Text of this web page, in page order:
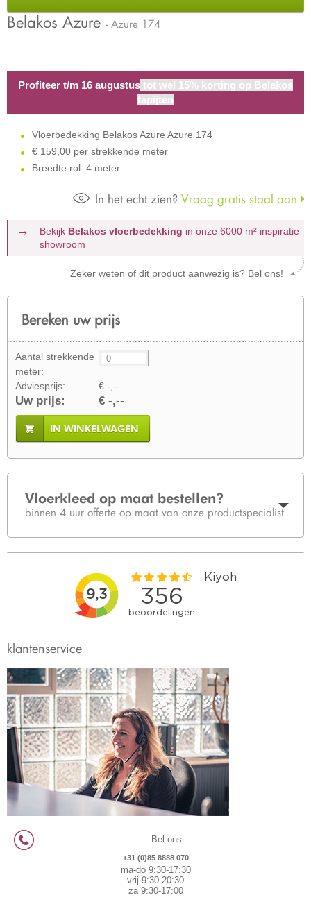
Belakos Azure - Azure 174
Profiteer t/m 16 augustus tot wel 15% korting op Belakos
tapijten
Vloerbedekking Belakos Azure Azure 174
€ 159,00 per strekkende meter
Breedte rol: 4 meter
In het echt zien? Vraag gratis staal aan
Bekijk Belakos vloerbedekking in onze 6000 m² inspiratie
showroom
Zeker weten of dit product aanwezig is? Bel ons!
Bereken uw prijs
Aantal strekkende
meter:
Adviesprijs:
€ -,--
Uw prijs: € -,--
IN WINKELWAGEN
Vloerkleed op maat bestellen?
binnen 4 uur offerte op maat van onze productspecialist
klantenservice
Bel ons:
+31 (0)85 8888 070
ma-do 9:30-17:30
vrij 9:30-20:30
za 9:30-17:00